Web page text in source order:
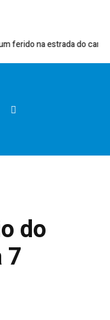
na estrada do campo
do
7